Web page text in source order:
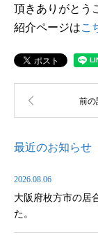
頂きありがとう
紹介ページはこ
最近のお知らせ
2026.08.06
大阪府枚方市の居
た。